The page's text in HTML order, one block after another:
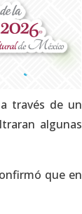
través de un
algunas
que en